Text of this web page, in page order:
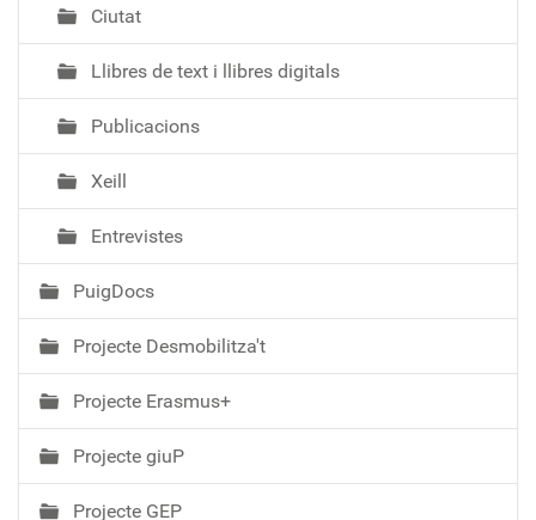
Ciutat
Llibres de text i llibres digitals
Publicacions
Xeill
Entrevistes
PuigDocs
Projecte Desmobilitza't
Projecte Erasmus+
Projecte giuP
Projecte GEP